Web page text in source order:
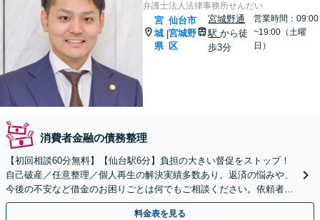
弁護士法人法律事務所せんだい
宮
城
県
|
仙台市
宮城野
区
宮城野通
駅から徒
歩3分
営業時間：09:00
~19:00（土曜
日）
消費者金融の債務整理
【初回相談60分無料】【仙台駅6分】負担の大きい督促をストップ！
自己破産／任意整理／個人再生の解決実績多数あり。返済の悩みや、
今後の不安など借金のお困りごとは何でもご相談ください。依頼者さ
まにとって最善の解決策をご提案します【土曜日も営業】
料金表を見る